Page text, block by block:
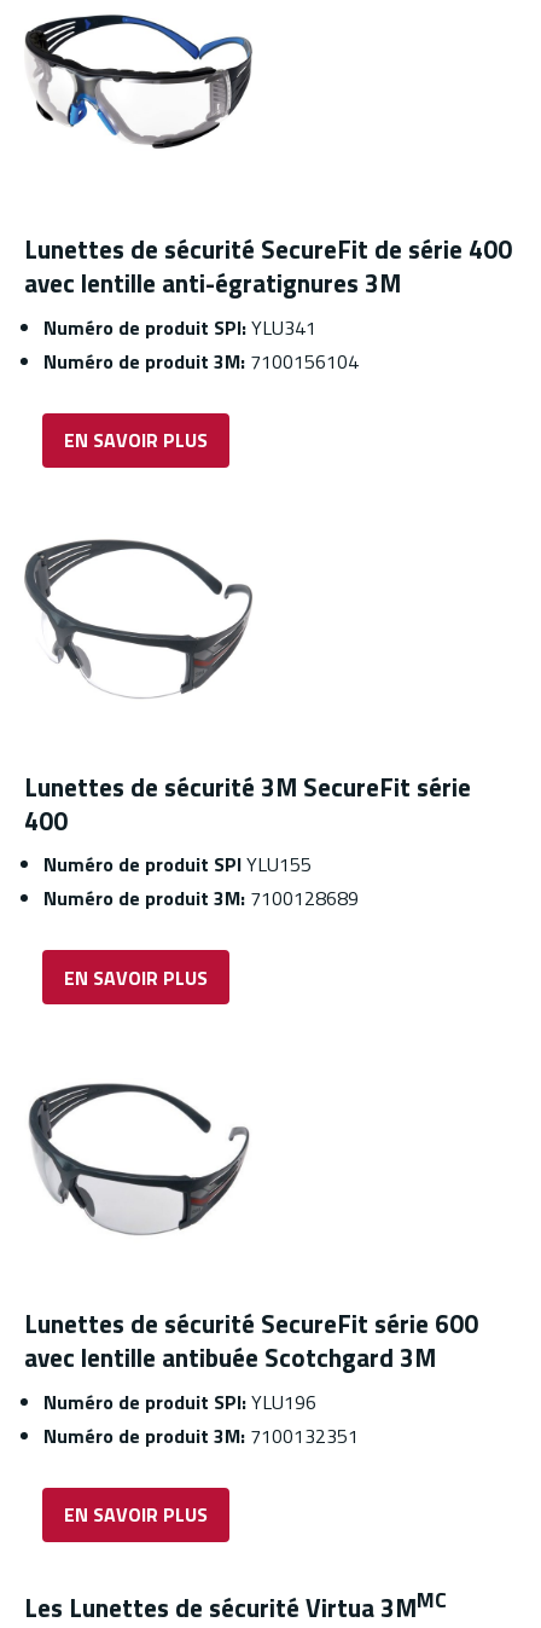
Lunettes de sécurité SecureFit de série 400
avec lentille anti-égratignures 3M
Numéro de produit SPI:YLU341
Numéro de produit 3M: 7100156104
EN SAVOIR PLUS
Lunettes de sécurité 3M SecureFit série
400
Numéro de produit SPIYLU155
Numéro de produit 3M: 7100128689
EN SAVOIR PLUS
Lunettes de sécurité SecureFit série 600
avec lentille antibuée Scotchgard 3M
Numéro de produit SPI:YLU196
Numéro de produit 3M: 7100132351
EN SAVOIR PLUS
Les Lunettes de sécurité Virtua 3MMC